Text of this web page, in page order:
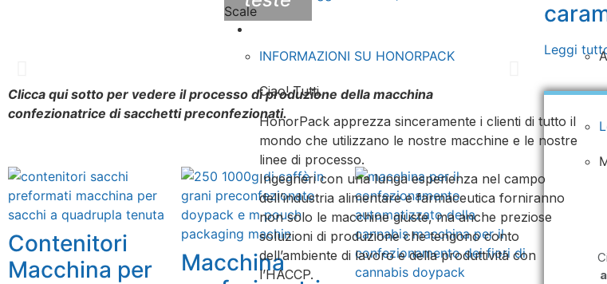
INFORMAZIONI SU HONORPACK
Ciao! Tutti.
HonorPack apprezza sinceramente i clienti di tutto il
mondo che utilizzano le nostre macchine e le nostre
linee di processo.
Ingegneri con una lunga esperienza nel campo
dell’industria alimentare e farmaceutica forniranno
non solo le macchine giuste, ma anche preziose
soluzioni di produzione che tengono conto
dell’ambiente di lavoro e della produttività con
l’HACCP.
Imballaggi Doypack
Riempimento e sigillatura rotanti
Guarda
Clicca qui sotto per vedere il processo di produzione della macchina
confezionatrice di sacchetti preconfezionati.
Contenitori
Macchina per
Macchina
Leggi